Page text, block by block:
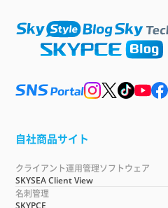
自社商品サイト
クライアント運用管理ソフトウェア
SKYSEA Client View
名刺管理
SKYPCE